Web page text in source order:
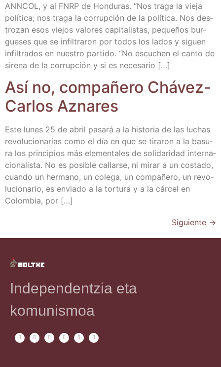
ANNCOL, y al FNRP de Hon­du­ras. “Nos tra­ga la vie­ja
polí­ti­ca; nos tra­ga la corrup­ción de la polí­ti­ca. Nos des­
tro­zan esos vie­jos valo­res capi­ta­lis­tas, peque­ños bur­
gue­ses que se infil­tra­ron por todos los lados y siguen
infil­tra­dos en nues­tro par­ti­do. “No escu­chen el can­to de
sire­na de la corrup­ción y si es necesario […]
Así no, com­pa­ñe­ro Chá­vez-
Car­los Aznares
Este lunes 25 de abril pasa­rá a la his­to­ria de las luchas
revo­lu­cio­na­rias como el día en que se tira­ron a la basu­
ra los prin­ci­pios más ele­men­ta­les de soli­da­ri­dad inter­na­
cio­na­lis­ta. No es posi­ble callar­se, ni mirar a un cos­ta­do,
cuan­do un her­mano, un cole­ga, un com­pa­ñe­ro, un revo­
lu­cio­na­rio, es envia­do a la tor­tu­ra y a la cár­cel en
Colom­bia, por […]
Siguiente →
Independentzia eta
komunismoa